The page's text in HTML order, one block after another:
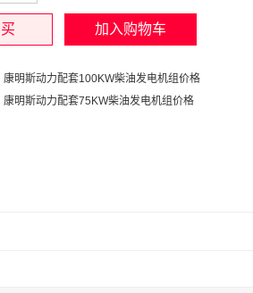
康明斯动力配套100KW柴油发电机组价格
康明斯动力配套75KW柴油发电机组价格